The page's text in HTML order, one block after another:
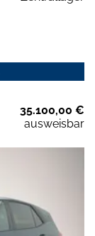
35.100,00 €
ausweisbar